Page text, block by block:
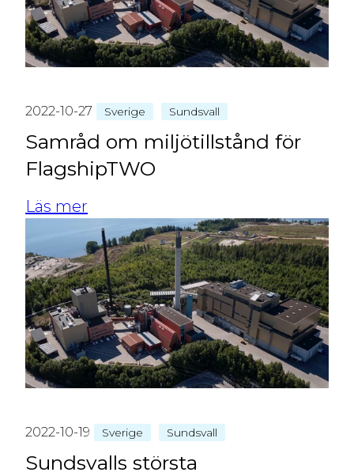
2022-10-27 Sverige Sundsvall
Samråd om miljötillstånd för
FlagshipTWO
Läs mer
2022-10-19 Sverige Sundsvall
Sundsvalls största